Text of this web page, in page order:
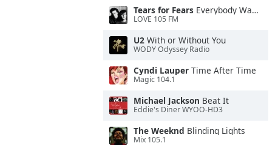
Tears for Fears Everybody Wants To Rule the World
LOVE 105 FM
U2 With or Without You
WODY Odyssey Radio
Cyndi Lauper Time After Time
Magic 104.1
Michael Jackson Beat It
Eddie's Diner WYOO-HD3
The Weeknd Blinding Lights
Mix 105.1